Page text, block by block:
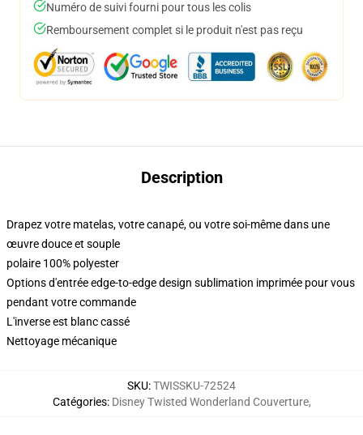
Numéro de suivi fourni pour tous les colis
Remboursement complet si le produit n'est pas reçu
Description
Drapez votre matelas, votre canapé, ou votre soi-même dans une
œuvre douce et souple
polaire 100% polyester
Options d'entrée edge-to-edge design sublimation imprimée pour vous
pendant votre commande
L'inverse est blanc cassé
Nettoyage mécanique
SKU:TWISSKU-72524
Catégories: Disney Twisted Wonderland Couverture,